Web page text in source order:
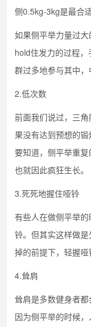
侧0.5kg-3kg是最合适
如果侧平举力量过
hold住发力的过程
群过多地参与其中，
2.低次数
前面我们说过，三
果没有达到预想的
要知道，侧平举重
也就因此疯狂生长。
3.死死地握住哑铃
有些人在做侧平举
铃。但其实这样做
掉的前提下，轻握哑
4.耸肩
耸肩是多数健身者都
因为侧平举的时候，